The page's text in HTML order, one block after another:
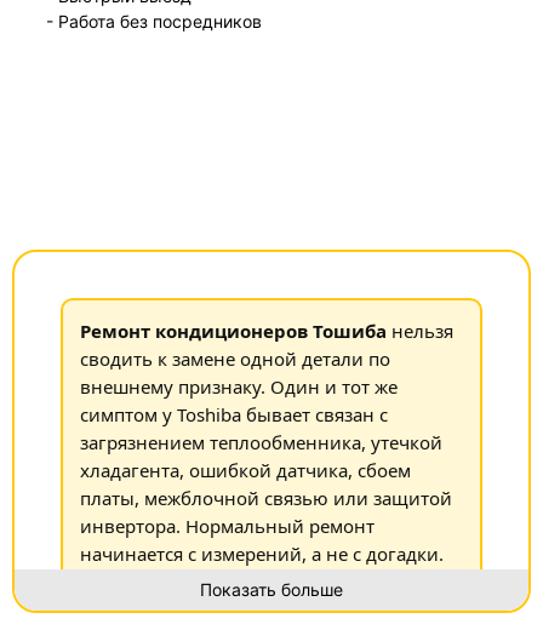
- Работа без посредников
Ремонт кондиционеров Тошиба нельзя
сводить к замене одной детали по
внешнему признаку. Один и тот же
симптом у Toshiba бывает связан с
загрязнением теплообменника, утечкой
хладагента, ошибкой датчика, сбоем
платы, межблочной связью или защитой
инвертора. Нормальный ремонт
начинается с измерений, а не с догадки.
Показать больше